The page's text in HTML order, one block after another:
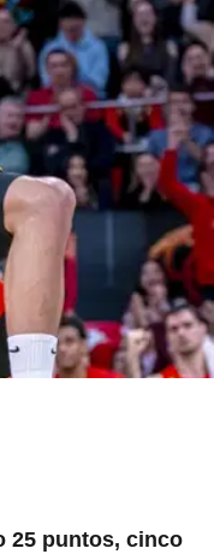
25 puntos, cinco